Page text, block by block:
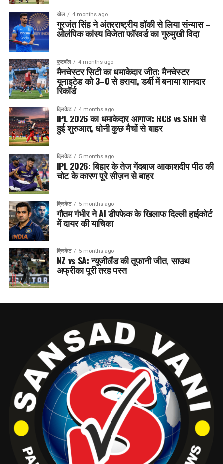
खेल 4 months ago
गुरजंत सिंह ने अंतरराष्ट्रीय हॉकी से लिया संन्यास –
ओलंपिक कांस्य विजेता फॉरवर्ड का गुरुमुखी विदा
फुटबॉल 4 months ago
मैनचेस्टर सिटी का धमाकेदार जीत: मैनचेस्टर
यूनाइटेड को 3–0 से हराया, डर्बी में बनाया शानदार
रिकॉर्ड
क्रिकेट 4 months ago
IPL 2026 का धमाकेदार आगाज: RCB vs SRH से
हुई शुरुआत, धोनी कुछ मैचों से बाहर
क्रिकेट 5 months ago
IPL 2026: बिहार के तेज गेंदबाज आकाशदीप पीठ की
चोट के कारण पूरे सीज़न से बाहर
क्रिकेट 5 months ago
गौतम गंभीर ने AI डीपफेक के खिलाफ दिल्ली हाईकोर्ट
में दायर की याचिका
क्रिकेट 5 months ago
NZ vs SA: न्यूजीलैंड की तूफानी जीत, साउथ
अफ्रीका पूरी तरह पस्त